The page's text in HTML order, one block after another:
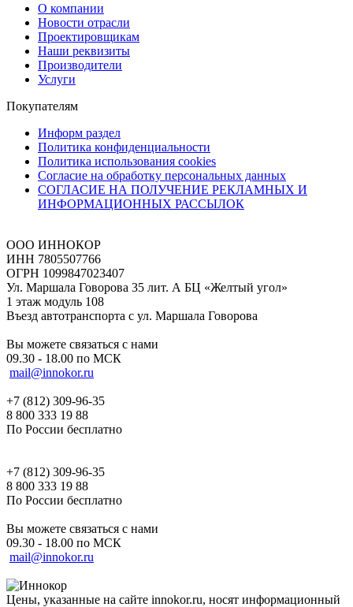
О компании
Новости отрасли
Проектировщикам
Наши реквизиты
Производители
Услуги
Покупателям
Информ раздел
Политика конфиденциальности
Политика использования cookies
Согласие на обработку персональных данных
СОГЛАСИЕ НА ПОЛУЧЕНИЕ РЕКЛАМНЫХ И
ИНФОРМАЦИОННЫХ РАССЫЛОК
ООО ИННОКОР
ИНН 7805507766
ОГРН 1099847023407
Ул. Маршала Говорова 35 лит. А БЦ «Желтый угол»
1 этаж модуль 108
Въезд автотранспорта с ул. Маршала Говорова
Вы можете связаться с нами
09.30 - 18.00 по МСК
mail@innokor.ru
+7 (812) 309-96-35
8 800 333 19 88
По России бесплатно
+7 (812) 309-96-35
8 800 333 19 88
По России бесплатно
Вы можете связаться с нами
09.30 - 18.00 по МСК
mail@innokor.ru
Цены, указанные на сайте innokor.ru, носят информационный